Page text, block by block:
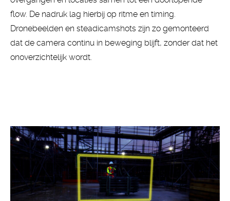
flow. De nadruk lag hierbij op ritme en timing.
Dronebeelden en steadicamshots zijn zo gemonteerd
dat de camera continu in beweging blijft, zonder dat het
onoverzichtelijk wordt.